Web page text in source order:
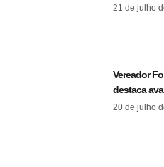
21 de julho
Vereador
destaca
20 de julho